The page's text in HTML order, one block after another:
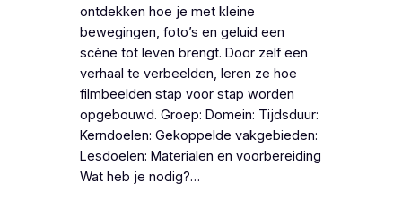
ontdekken hoe je met kleine
bewegingen, foto’s en geluid een
scène tot leven brengt. Door zelf een
verhaal te verbeelden, leren ze hoe
filmbeelden stap voor stap worden
opgebouwd. Groep: Domein: Tijdsduur:
Kerndoelen: Gekoppelde vakgebieden:
Lesdoelen: Materialen en voorbereiding
Wat heb je nodig?…